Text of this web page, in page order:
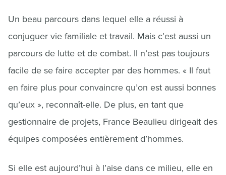
Un beau parcours dans lequel elle a réussi à
conjuguer vie familiale et travail. Mais c’est aussi un
parcours de lutte et de combat. Il n’est pas toujours
facile de se faire accepter par des hommes. « Il faut
en faire plus pour convaincre qu’on est aussi bonnes
qu’eux », reconnaît-elle. De plus, en tant que
gestionnaire de projets, France Beaulieu dirigeait des
équipes composées entièrement d’hommes.
Si elle est aujourd’hui à l’aise dans ce milieu, elle en